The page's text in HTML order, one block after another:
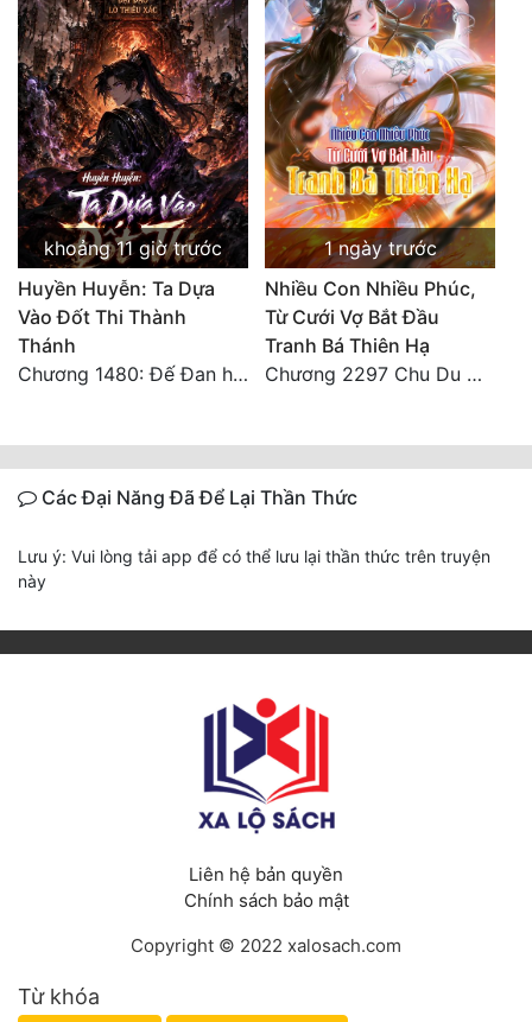
khoảng 11 giờ trước
Huyền Huyễn: Ta Dựa
Vào Đốt Thi Thành
Thánh
Chương 1480: Đế Đan hiện
1 ngày trước
Nhiều Con Nhiều Phúc,
Từ Cưới Vợ Bắt Đầu
Tranh Bá Thiên Hạ
Chương 2297 Chu Du Du mang thai
Các Đại Năng Đã Để Lại Thần Thức
Lưu ý: Vui lòng tải app để có thể lưu lại thần thức trên truyện
này
Liên hệ bản quyền
Chính sách bảo mật
Copyright © 2022 xalosach.com
Từ khóa